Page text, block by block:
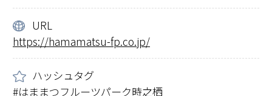
URL
https://hamamatsu-fp.co.jp/
ハッシュタグ
はままつフルーツパーク時之栖